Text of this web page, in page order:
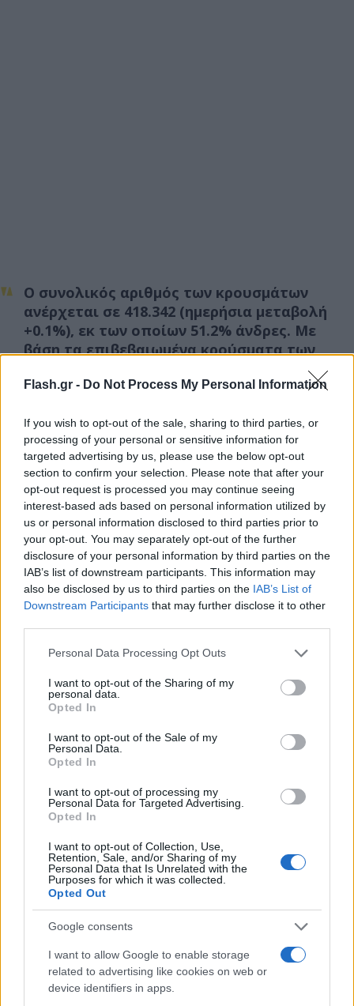
Flash.gr - Do Not Process My Personal Information
If you wish to opt-out of the sale, sharing to third parties, or
processing of your personal or sensitive information for
targeted advertising by us, please use the below opt-out
section to confirm your selection. Please note that after your
opt-out request is processed you may continue seeing
interest-based ads based on personal information utilized by
us or personal information disclosed to third parties prior to
your opt-out. You may separately opt-out of the further
disclosure of your personal information by third parties on the
IAB’s list of downstream participants. This information may
also be disclosed by us to third parties on the IAB’s List of
Downstream Participants that may further disclose it to other
Please note that this website/app uses one or more Google
not limited to your visit or usage behaviour. You may click to
grant or deny consent to Google and its third-party tags to
use your data for below specified purposes in below Google
consent section.
Personal Data Processing Opt Outs
I want to opt-out of the Sharing of my
personal data.
Opted In
I want to opt-out of the Sale of my
Personal Data.
Opted In
I want to opt-out of processing my
Personal Data for Targeted Advertising.
Opted In
I want to opt-out of Collection, Use,
Retention, Sale, and/or Sharing of my
Personal Data that Is Unrelated with the
Purposes for which it was collected.
Opted Out
Google consents
I want to allow Google to enable storage
related to advertising like cookies on web or
device identifiers in apps.
Ο συνολικός αριθμός των κρουσμάτων
ανέρχεται σε 418.342 (ημερήσια μεταβολή
+0.1%), εκ των οποίων 51.2% άνδρες. Με
βάση τα επιβεβαιωμένα κρούσματα των
σχετιζόμενα με ταξίδι από το εξωτερικό και
κρούσμα.
Οι νέοι θάνατοι ασθενών με COVID-19 είναι
14, ενώ από την έναρξη της επιδημίας έχουν
καταγραφεί συνολικά 12.548 θάνατοι.Το